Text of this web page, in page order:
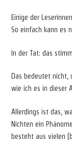
Einige der
So einfach kann es
In der Tat: das
Das bedeutet nicht,
wie ich es in dieser
Allerdings ist das,
Nichten ein
besteht aus vielen